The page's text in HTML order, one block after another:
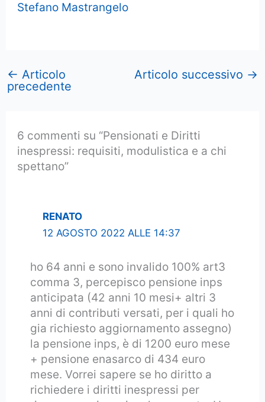
Stefano Mastrangelo
← Articolo
precedente
Articolo successivo →
6 commenti su “Pensionati e Diritti
inespressi: requisiti, modulistica e a chi
spettano”
RENATO
12 AGOSTO 2022 ALLE 14:37
ho 64 anni e sono invalido 100% art3
comma 3, percepisco pensione inps
anticipata (42 anni 10 mesi+ altri 3
anni di contributi versati, per i quali ho
gia richiesto aggiornamento assegno)
la pensione inps, è di 1200 euro mese
+ pensione enasarco di 434 euro
mese. Vorrei sapere se ho diritto a
richiedere i diritti inespressi per